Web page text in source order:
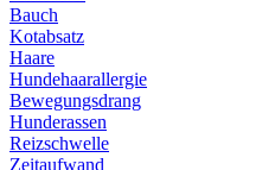
Bauch
Kotabsatz
Haare
Hundehaarallergie
Bewegungsdrang
Hunderassen
Reizschwelle
Zeitaufwand